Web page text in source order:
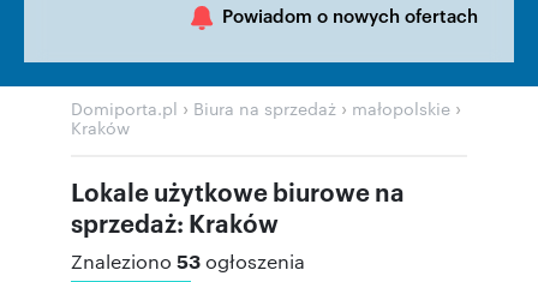
Powiadom o nowych ofertach
Domiporta.pl › Biura na sprzedaż › małopolskie ›
Kraków
Lokale użytkowe biurowe na
sprzedaż: Kraków
Znaleziono 53ogłoszenia